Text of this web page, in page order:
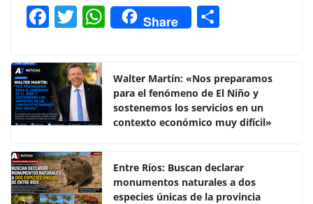
F
c
e
b
o
o
k
T
itt
er
W
h
s
A
p
Share
p
ar
tir
Walter Martín: «Nos preparamos
para el fenómeno de El Niño y
sostenemos los servicios en un
contexto económico muy difícil»
Entre Ríos: Buscan declarar
monumentos naturales a dos
especies únicas de la provincia